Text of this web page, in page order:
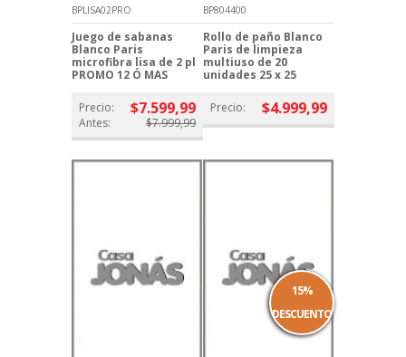
BPLISA02PRO
Juego de sabanas
Blanco Paris
microfibra lisa de 2 pl
PROMO 12 Ó MAS
Precio: $7.599,99
Antes: $7.999,99
BP804400
Rollo de paño Blanco
Paris de limpieza
multiuso de 20
unidades 25 x 25
Precio: $4.999,99
15%
DESCUENTO